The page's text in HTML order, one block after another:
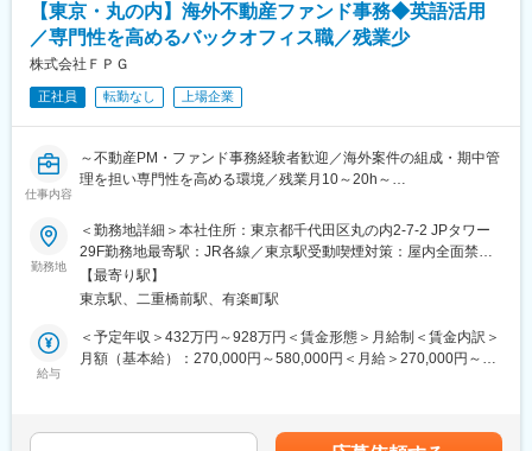
会社としての研修だけでなく、先輩社員から勉強会やアドバイス
をいただきながら、切磋琢磨できる環境です。
■キャリアパス：
ー職や管理職への昇進の道が開けています。また、専門的な知識
て、最適な環境です。
■魅力：
環境です。
・誰しもが慣れない交通事故の状況下で、事故を解決に導き、保
険金という形でお客様に貢献できるお仕事です。
・事故解決のプロフェッショナルとして活躍できるよう、入社か
境が整っています。
・年間休日120日（土日祝）／所定労働時間09:00～17:00とワー
https://www.sompo-japan-saiyo.com/sompo-
【東京・丸の内】海外不動産ファンド事務◆英語活用
／専門性を高めるバックオフィス職／残業少
株式会社ＦＰＧ
正社員 転勤なし 上場企業
仕事内容
～不動産PM・ファンド事務経験者歓迎／海外案件の組成・期中管
理を担い専門性を高める環境／残業月10～20h～
【業務内容】
当社の海外不動産ファンド事業において、海外不動産小口運用商
品の組成期中管理などのバックオフィス業務をご担当頂きます。
【業務詳細】
・海外不動産（主に米国）の収益レジデンス、ホテル、オフィス
案件の組成のサポート
・各種管理資料作成、数値管理
勤務地
＜勤務地詳細＞本社住所：東京都千代田区丸の内2-7-2 JPタワー
29F勤務地最寄駅：JR各線／東京駅受動喫煙対策：屋内全面禁煙
変更の範囲：無
【最寄り駅】
東京駅、二重橋前駅、有楽町駅
給与
＜予定年収＞432万円～928万円＜賃金形態＞月給制＜賃金内訳＞
月額（基本給）：270,000円～580,000円＜月給＞270,000円～
可能性があります。月給(月額)は固定手当を含めた表記です。